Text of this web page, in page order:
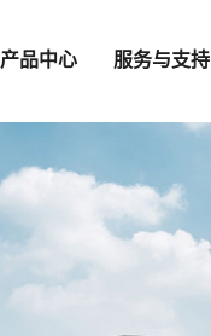
产品中心 服务与支持